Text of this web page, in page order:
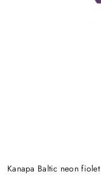
Kanapa Baltic neon fiolet